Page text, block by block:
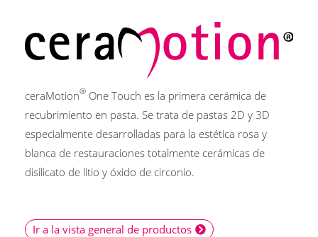
ceraMotion® One Touch es la primera cerámica de
recubrimiento en pasta. Se trata de pastas 2D y 3D
especialmente desarrolladas para la estética rosa y
blanca de restauraciones totalmente cerámicas de
disilicato de litio y óxido de circonio.
Ir a la vista general de productos